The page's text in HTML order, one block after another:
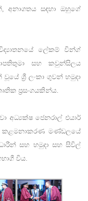
අනාගතය සඳහා ඔහුගේ
ලේකම් වින්ග්
සහ කවුන්සිලය
ශ්‍රී ලංකා ගුවන් හමුදා
ප්‍රසංගයකින්ය.
අධ්‍යක්ෂ ජෙනරාල් එයාර්
කළමනාකරණ මණ්ඩලයේ
සහ හමුදා සහ සිවිල්
විය.